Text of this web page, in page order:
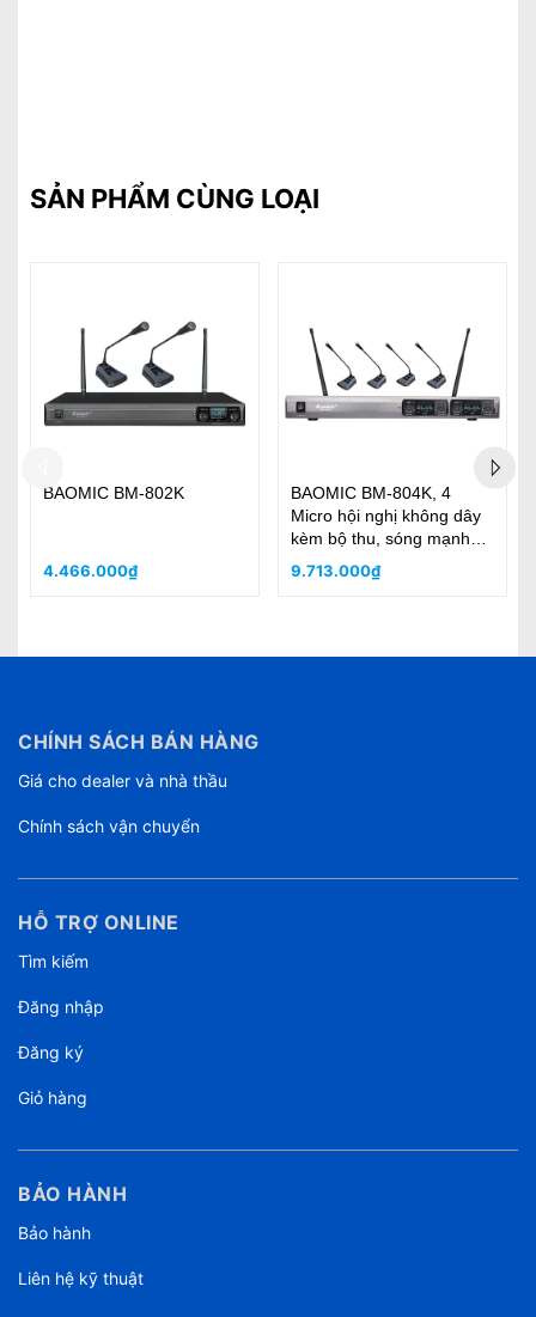
SẢN PHẨM CÙNG LOẠI
an
Shure CVG18S B/C-X
trên bụt phát biểu
4.290.000₫
AKG CGN-321 Chiều
30cm
7.649.000₫
CHÍNH SÁCH BÁN HÀNG
Giá cho dealer và nhà thầu
Chính sách vận chuyển
HỖ TRỢ ONLINE
Tìm kiếm
Đăng nhập
Đăng ký
Giỏ hàng
BẢO HÀNH
Bảo hành
Liên hệ kỹ thuật